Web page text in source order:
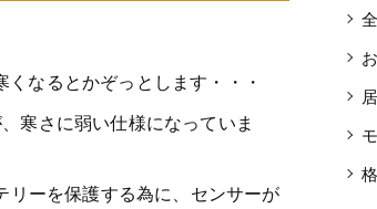
なるとかぞっとします・・・
寒さに弱い仕様になっていま
ーを保護する為に、センサーが